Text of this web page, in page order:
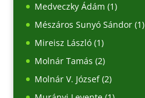
Medveczky Ádám (1)
Mészáros Sunyó Sándor(1)
Mireisz László(1)
Molnár Tamás (2)
Molnár V. József(2)